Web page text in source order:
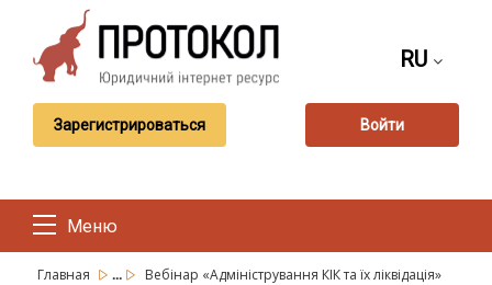
RU
Зарегистрироваться Войти
Меню
Главная ... Вебінар «Адміністрування КІК та їх ліквідація»